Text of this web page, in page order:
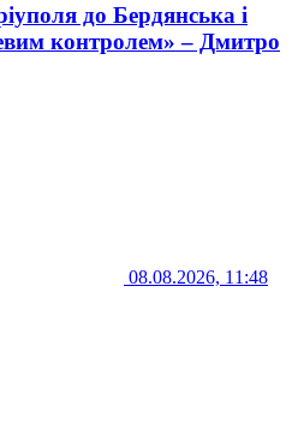
до Бердянська і
контролем» – Дмитро
08.08.2026, 11:48